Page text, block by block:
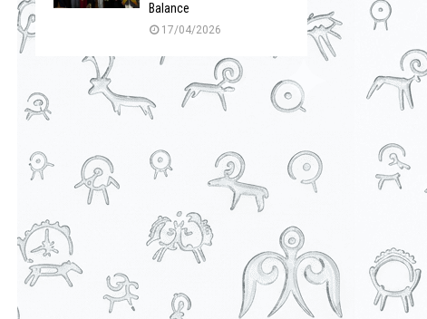
Balance
17/04/2026